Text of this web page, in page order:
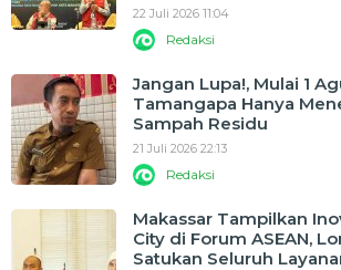
22 Juli 2026 11:04
Redaksi
Jangan Lupa!, Mulai 1
Tamangapa Hanya
Sampah Residu
21 Juli 2026 22:13
Redaksi
Makassar Tampilkan
City di Forum ASEAN,
Satukan Seluruh